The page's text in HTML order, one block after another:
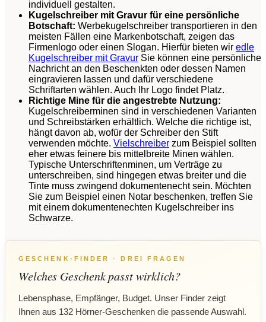
individuell gestalten.
Kugelschreiber mit Gravur für eine persönliche
Botschaft: Werbekugelschreiber transportieren in den
meisten Fällen eine Markenbotschaft, zeigen das
Firmenlogo oder einen Slogan. Hierfür bieten wir edle
Kugelschreiber mit Gravur Sie können eine persönliche
Nachricht an den Beschenkten oder dessen Namen
eingravieren lassen und dafür verschiedene
Schriftarten wählen. Auch Ihr Logo findet Platz.
Richtige Mine für die angestrebte Nutzung:
Kugelschreiberminen sind in verschiedenen Varianten
und Schreibstärken erhältlich. Welche die richtige ist,
hängt davon ab, wofür der Schreiber den Stift
verwenden möchte. Vielschreiber zum Beispiel sollten
eher etwas feinere bis mittelbreite Minen wählen.
Typische Unterschriftenminen, um Verträge zu
unterschreiben, sind hingegen etwas breiter und die
Tinte muss zwingend dokumentenecht sein. Möchten
Sie zum Beispiel einen Notar beschenken, treffen Sie
mit einem dokumentenechten Kugelschreiber ins
Schwarze.
GESCHENK-FINDER · DREI FRAGEN
Welches Geschenk passt wirklich?
Lebensphase, Empfänger, Budget. Unser Finder zeigt
Ihnen aus 132 Hörner-Geschenken die passende Auswahl.